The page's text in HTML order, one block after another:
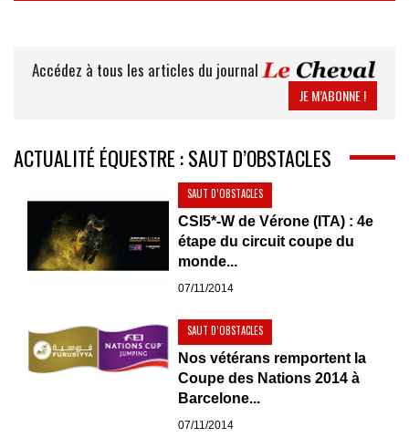
Accédez à tous les articles du journal
JE M’ABONNE !
ACTUALITÉ ÉQUESTRE : SAUT D’OBSTACLES
SAUT D’OBSTACLES
CSI5*-W de Vérone (ITA) : 4e
étape du circuit coupe du
monde...
07/11/2014
SAUT D’OBSTACLES
Nos vétérans remportent la
Coupe des Nations 2014 à
Barcelone...
07/11/2014